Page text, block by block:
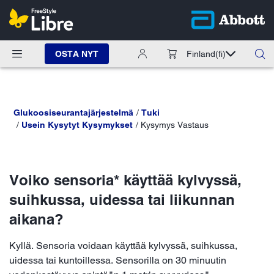
OSTA NYT Finland(fi)
Glukoosiseurantajärjestelmä
Tuki
Usein Kysytyt Kysymykset
Kysymys Vastaus
Voiko sensoria* käyttää kylvyssä,
suihkussa, uidessa tai liikunnan
aikana?
Kyllä. Sensoria voidaan käyttää kylvyssä, suihkussa,
uidessa tai kuntoillessa. Sensorilla on 30 minuutin